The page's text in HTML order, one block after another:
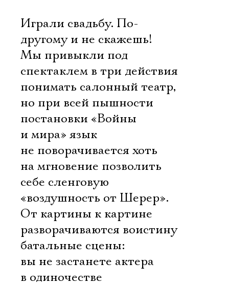
Играли свадьбу. По-
другому и не скажешь!
Мы привыкли под
спектаклем в три действия
понимать салонный театр,
но при всей пышности
постановки «Войны
и мира» язык
не поворачивается хоть
на мгновение позволить
себе сленговую
«воздушность от Шерер».
От картины к картине
разворачиваются воистину
батальные сцены:
вы не застанете актера
в одиночестве 